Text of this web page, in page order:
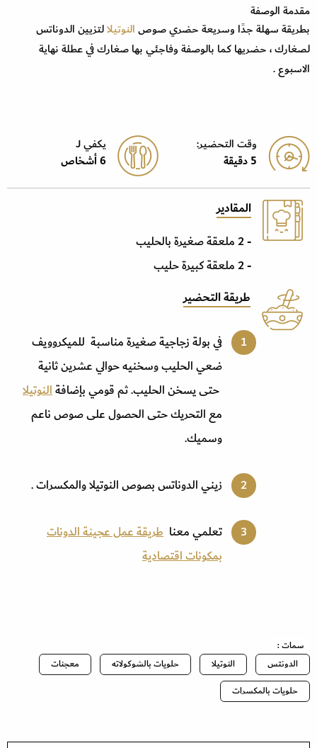
مقدمة الوصفة
بطريقة سهلة جدًا وسريعة حضري صوصالنوتيلالتزيين الدوناتس
لصغارك ، حضريها كما بالوصفة وفاجئي بها صغارك في عطلة نهاية
الاسبوع .
وقت التحضير:
5 دقيقة
يكفي J
6 أشخاص
المقادير
- 2 ملعقة صغيرة بالحليب
- 2 ملعقة كبيرة حليب
طريقة التحضير
في بولة زجاجية صغيرة مناسبة للميكروويف
ضعي الحليب وسخنيه حوالي عشرين ثانية
حتى يسخن الحليب. ثم قومي بإضافةالنوتيلا
مع التحريك حتى الحصول على صوص ناعم
وسميك.
زيني الدوناتس بصوص النوتيلا والمكسرات .
تعلمي معنا طريقة عمل عجينة الدونات
بمكونات اقتصادية
سمات :
الدونتس
النوتيلا حلويات بالشوكولاته
معجنات
حلويات بالمكسرات